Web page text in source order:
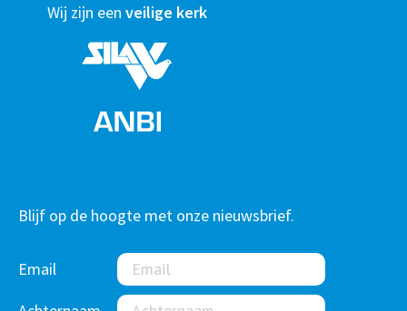
Wij zijn een veilige kerk
Blijf op de hoogte met onze nieuwsbrief.
Email